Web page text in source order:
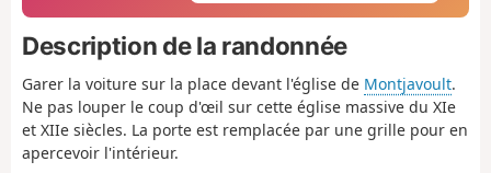
Description de la randonnée
Garer la voiture sur la place devant l'église de Montjavoult.
Ne pas louper le coup d'œil sur cette église massive du XIe
et XIIe siècles. La porte est remplacée par une grille pour en
apercevoir l'intérieur.